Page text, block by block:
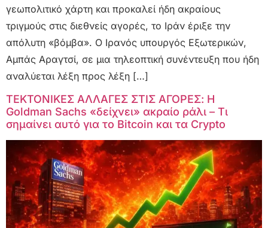
γεωπολιτικό χάρτη και προκαλεί ήδη ακραίους
τριγμούς στις διεθνείς αγορές, το Ιράν έριξε την
απόλυτη «βόμβα». Ο Ιρανός υπουργός Εξωτερικών,
Αμπάς Αραγτσί, σε μια τηλεοπτική συνέντευξη που ήδη
αναλύεται λέξη προς λέξη […]
ΤΕΚΤΟΝΙΚΕΣ ΑΛΛΑΓΕΣ ΣΤΙΣ ΑΓΟΡΕΣ: Η
Goldman Sachs «δείχνει» ακραίο ράλι – Τι
σημαίνει αυτό για το Bitcoin και τα Crypto